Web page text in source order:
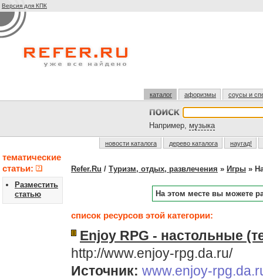
Версия для КПК
каталог афоризмы соусы и
Например, музыка
новости каталога дерево каталога наугад!
тематические
статьи:
Разместить
статью
Refer.Ru / Туризм, отдых, развлечения » Игры »
На этом месте вы можете
список ресурсов этой категории:
Enjoy RPG - настольные
http://www.enjoy-rpg.da.ru/
Источник: www.enjoy-